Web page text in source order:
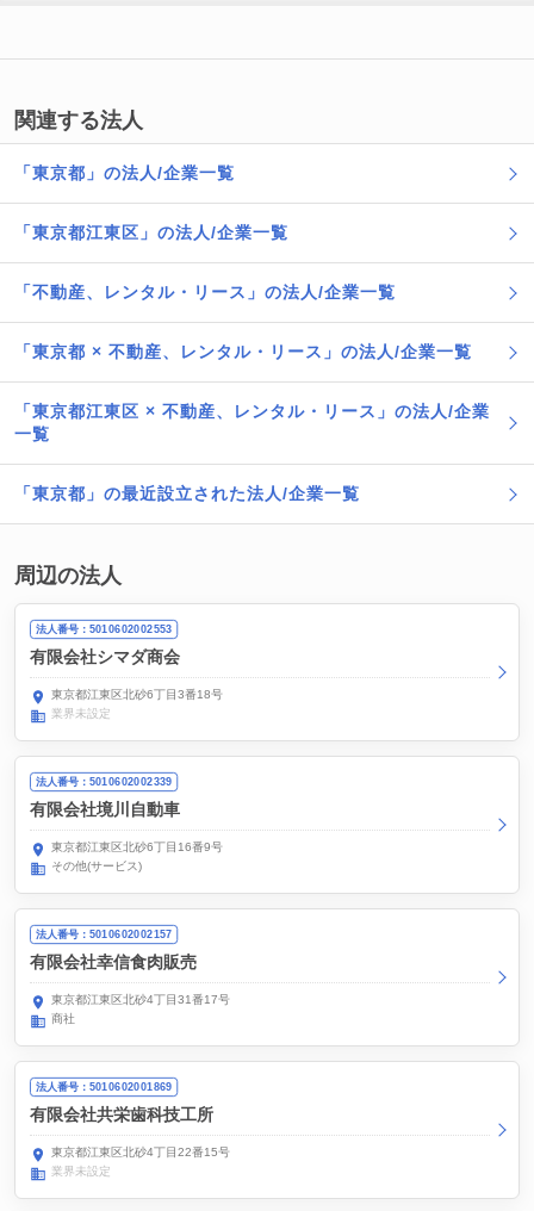
関連する法人
「東京都」の法人/企業一覧
「東京都江東区」の法人/企業一覧
「不動産、レンタル・リース」の法人/企業一覧
「東京都 × 不動産、レンタル・リース」の法人/企業一覧
「東京都江東区 × 不動産、レンタル・リース」の法人/企業
一覧
「東京都」の最近設立された法人/企業一覧
周辺の法人
法人番号：5010602002553
有限会社シマダ商会
東京都江東区北砂6丁目3番18号
業界未設定
法人番号：5010602002339
有限会社境川自動車
東京都江東区北砂6丁目16番9号
その他(サービス)
法人番号：5010602002157
有限会社幸信食肉販売
東京都江東区北砂4丁目31番17号
商社
法人番号：5010602001869
有限会社共栄歯科技工所
東京都江東区北砂4丁目22番15号
業界未設定